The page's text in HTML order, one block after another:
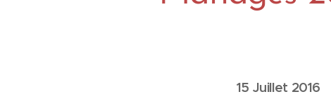
15 Juillet